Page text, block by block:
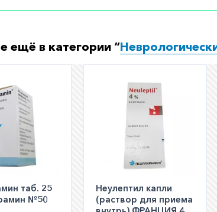
ещё в категории “
таб. 25
№50
Неулептил капли
(раствор для приема